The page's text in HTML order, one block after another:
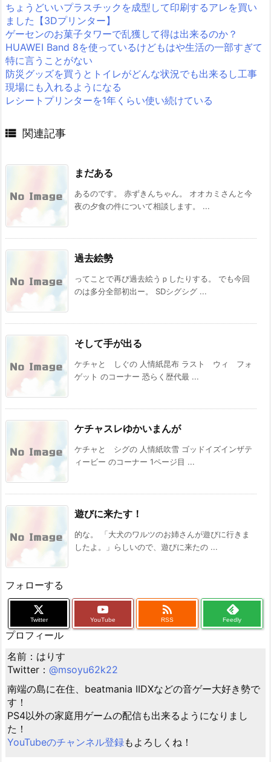
ちょうどいいプラスチックを成型して印刷するアレを買い
ました【3Dプリンター】
ゲーセンのお菓子タワーで乱獲して得は出来るのか？
HUAWEI Band 8を使っているけどもはや生活の一部すぎて
特に言うことがない
防災グッズを買うとトイレがどんな状況でも出来るし工事
現場にも入れるようになる
レシートプリンターを1年くらい使い続けている
 関連記事
まだある
あるのです。 赤ずきんちゃん。 オオカミさんと今
夜の夕食の件について相談します。 ...
過去絵勢
ってことで再び過去絵うｐしたりする。 でも今回
のは多分全部初出ー。 SDシグシグ ...
そして手が出る
ケチャと しぐの 人情紙昆布 ラスト ウィ フォ
ゲット のコーナー 恐らく歴代最 ...
ケチャスレゆかいまんが
ケチャと シグの 人情紙吹雪 ゴッドイズインザテ
ィービー のコーナー 1ページ目 ...
遊びに来たす！
的な。 「大犬のワルツのお姉さんが遊びに行きま
したよ。」らしいので、遊びに来たの ...
フォローする
Twitter YouTube

RSS Feedly
プロフィール
名前：はりす
Twitter： @msoyu62k22
南端の島に在住、beatmania IIDXなどの音ゲー大好き勢で
す！
PS4以外の家庭用ゲームの配信も出来るようになりまし
た！
YouTubeのチャンネル登録もよろしくね！